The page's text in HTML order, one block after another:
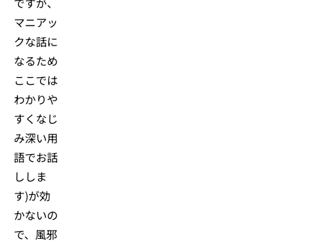
マニアッ
クな話に
なるため
ここでは
わかりや
すくなじ
み深い用
語でお話
ししま
す)が効
かないの
で、風邪